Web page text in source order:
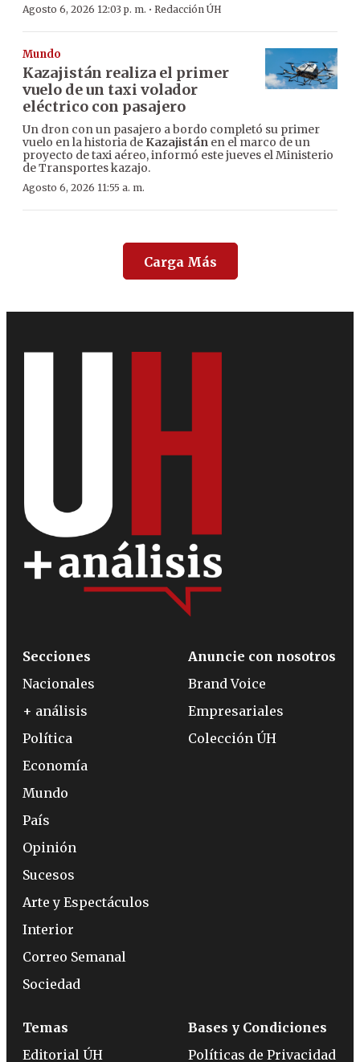
Agosto 6, 2026 12:03 p. m. · Redacción ÚH
Mundo
Kazajistán realiza el primer
vuelo de un taxi volador
eléctrico con pasajero
Un dron con un pasajero a bordo completó su primer
vuelo en la historia de Kazajistán en el marco de un
proyecto de taxi aéreo, informó este jueves el Ministerio
de Transportes kazajo.
Agosto 6, 2026 11:55 a. m.
Carga Más
Secciones
Nacionales
+ análisis
Política
Economía
Mundo
País
Opinión
Sucesos
Arte y Espectáculos
Interior
Correo Semanal
Sociedad
Anuncie con nosotros
Brand Voice
Empresariales
Colección ÚH
Temas
Editorial ÚH
Bases y Condiciones
Políticas de Privacidad